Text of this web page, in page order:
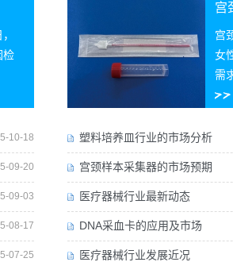
检
10-18
09-20
09-03
08-17
07-25
宫
宫
女
需
塑料培养皿行业的市场分析
宫颈样本采集器的市场预期
医疗器械行业最新动态
DNA采血卡的应用及市场
医疗器械行业发展近况